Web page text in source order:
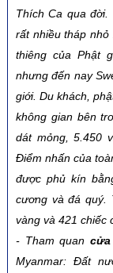
Thích Ca qua đời.
rất nhiều tháp
thiêng của Phật
nhưng đến nay
giới. Du khách,
không gian bên
dát mỏng, 5.450
Điểm nhấn của
được phủ kín
cương và đá quý.
vàng và 421 chiếc
- Tham quan
Myanmar: Đất